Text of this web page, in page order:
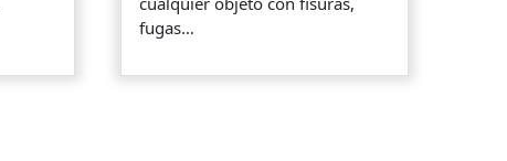
fugas…